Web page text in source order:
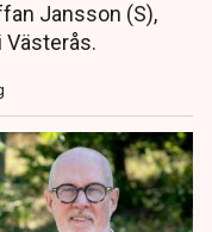
Jansson (S),